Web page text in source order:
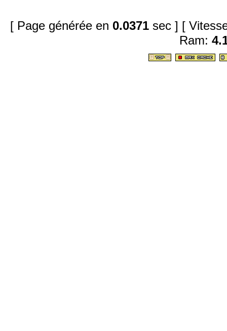
[ Page générée en 0.0371 sec ] [
Ram: